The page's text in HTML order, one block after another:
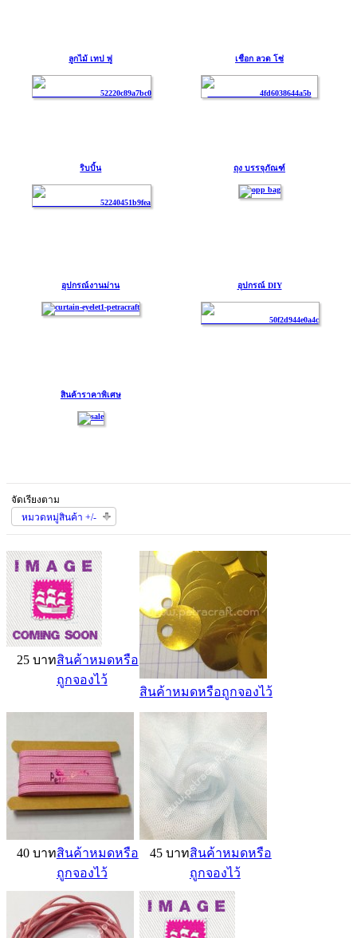
ลูกไม้ เทป พู่ เชือก ลวด โซ่
ริบบิ้น ถุง บรรจุภัณฑ์
อุปกรณ์งานม่าน อุปกรณ์ DIY
สินค้าราคาพิเศษ
จัดเรียงตาม
หมวดหมู่สินค้า +/-
25 บาทสินค้าหมดหรือ
ถูกจองไว้
สินค้าหมดหรือถูกจองไว้
40 บาทสินค้าหมดหรือ
ถูกจองไว้
45 บาทสินค้าหมดหรือ
ถูกจองไว้